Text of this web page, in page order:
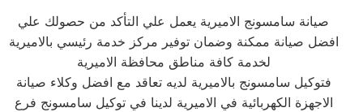
صيانة سامسونج الاميرية يعمل علي التأكد من حصولك علي
افضل صيانة ممكنة وضمان توفير مركز خدمة رئيسي بالاميرية
لخدمة كافة مناطق محافظة الاميرية
فتوكيل سامسونج بالاميرية لديه تعاقد مع افضل وكلاء صيانة
الاجهزة الكهربائية في الاميرية لدينا في توكيل سامسونج فرع